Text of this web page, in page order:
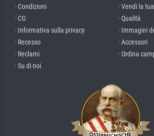
· Condizioni
· CG
· Informativa sulla privacy
· Recesso
· Reclami
· Su di noi
· Vendi la
· Qualità
· Immagini
· Accessori
· Ordina